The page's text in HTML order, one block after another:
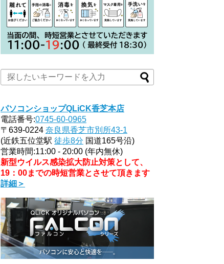
パソコンショップQLiCK香芝本店
電話番号:0745-60-0965
〒639-0224 奈良県香芝市別所43-1
(近鉄五位堂駅 徒歩8分 国道165号沿)
営業時間:11:00 - 20:00 (年内無休)
新型ウイルス感染拡大防止対策として、
19：00までの時短営業とさせて頂きます
詳細＞